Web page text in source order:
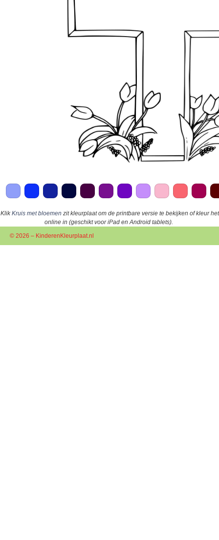
KlikKruis met bloemen zit kleurplaat om de printbare versie te bekijken of kleur het
online in (geschikt voor iPad en Android tablets).
© 2026 – KinderenKleurplaat.nl